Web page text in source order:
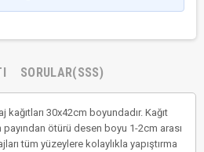
SORULAR(SSS)
30x42cm boyundadır. Kağıt
ötürü desen boyu 1-2cm arası
tüm yüzeylere kolaylıkla yapıştırma